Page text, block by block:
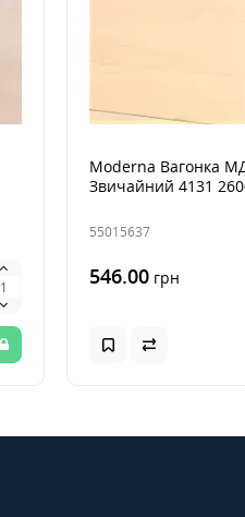
Moderna Вагонка
Звичайний 4131
55015637
546.00 грн